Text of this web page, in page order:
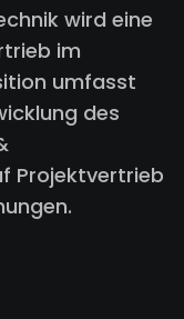
wird eine
im
umfasst
des
Projektvertrieb